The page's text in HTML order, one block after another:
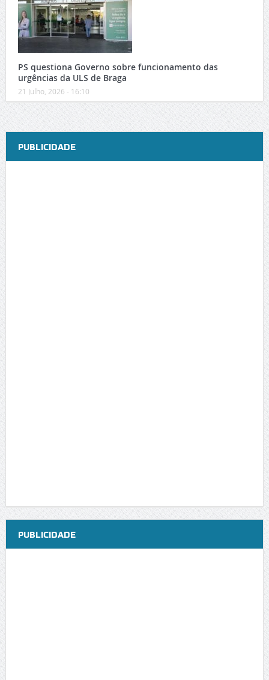
PS questiona Governo sobre funcionamento das
urgências da ULS de Braga
21 Julho, 2026 - 16:10
PUBLICIDADE
PUBLICIDADE